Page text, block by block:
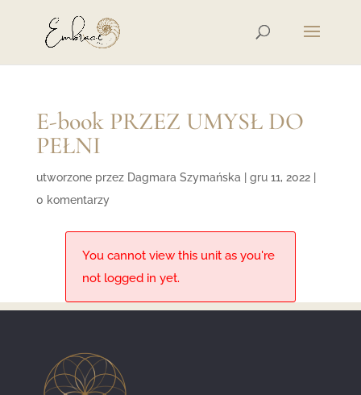
E-book PRZEZ UMYSŁ DO
PEŁNI
utworzone przez Dagmara Szymańska gru 11, 2022|
0 komentarzy
You cannot view this unit as you're
not logged in yet.